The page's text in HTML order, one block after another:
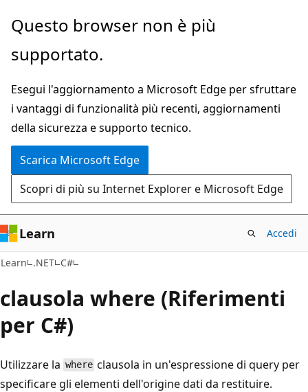
Ignora
passa
contenuto
principale
Questo browser non è più
supportato.
Esegui l'aggiornamento a Microsoft Edge per sfruttare
i vantaggi di funzionalità più recenti, aggiornamenti
della sicurezza e supporto tecnico.
Scarica Microsoft Edge
Scopri di più su Internet Explorer e Microsoft Edge
Learn Accedi
Learn .NET C#
clausola where (Riferimenti
per C#)
Utilizzare la where clausola in un'espressione di query per
specificare gli elementi dell'origine dati da restituire.